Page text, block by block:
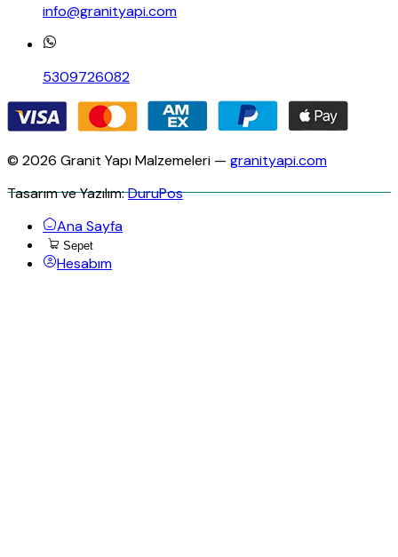
info@granityapi.com
5309726082
© 2026 Granit Yapı Malzemeleri — granityapi.com
Tasarım ve Yazılım:DuruPos
Ana Sayfa
Sepet
Hesabım